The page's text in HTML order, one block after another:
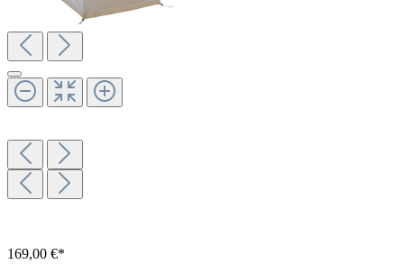
169,00 €*